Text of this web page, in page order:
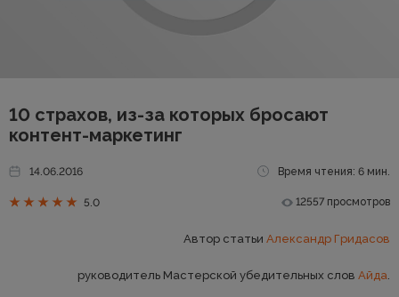
10 страхов, из-за которых бросают
контент-маркетинг
14.06.2016 Время чтения: 6 мин.
5.0 12557 просмотров
Автор статьи Александр Гридасов
руководитель Мастерской убедительных слов Айда.